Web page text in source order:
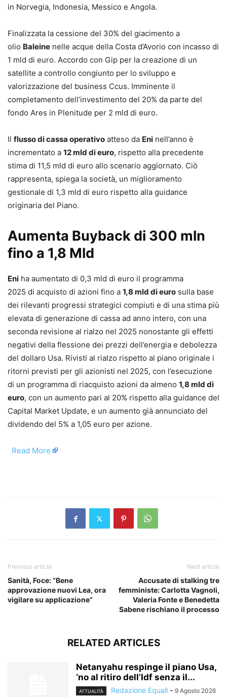
in Norvegia, Indonesia, Messico e Angola.
Finalizzata la cessione del 30% del giacimento a
olio Baleine nelle acque della Costa d’Avorio con incasso di
1 mld di euro. Accordo con Gip per la creazione di un
satellite a controllo congiunto per lo sviluppo e
valorizzazione del business Ccus. Imminente il
completamento dell’investimento del 20% da parte del
fondo Ares in Plenitude per 2 mld di euro.
Il flusso di cassa operativo atteso da Eni nell’anno è
incrementato a 12 mld di euro, rispetto alla precedente
stima di 11,5 mld di euro allo scenario aggiornato. Ciò
rappresenta, spiega la società, un miglioramento
gestionale di 1,3 mld di euro rispetto alla guidance
originaria del Piano.
Aumenta Buyback di 300 mln
fino a 1,8 Mld
Eni ha aumentato di 0,3 mld di euro il programma
2025 di acquisto di azioni fino a 1,8 mld di euro sulla base
dei rilevanti progressi strategici compiuti e di una stima più
elevata di generazione di cassa ad anno intero, con una
seconda revisione al rialzo nel 2025 nonostante gli effetti
negativi della flessione dei prezzi dell’energia e debolezza
del dollaro Usa. Rivisti al rialzo rispetto al piano originale i
ritorni previsti per gli azionisti nel 2025, con l’esecuzione
di un programma di riacquisto azioni da almeno 1,8 mld di
euro, con un aumento pari al 20% rispetto alla guidance del
Capital Market Update, e un aumento già annunciato del
dividendo del 5% a 1,05 euro per azione.
Read More
Previous article
Sanità, Foce: “Bene
approvazione nuovi Lea, ora
vigilare su applicazione”
Next article
Accusate di stalking tre
femministe: Carlotta Vagnoli,
Valeria Fonte e Benedetta
Sabene rischiano il processo
RELATED ARTICLES
Netanyahu respinge il piano Usa,
‘no al ritiro dell’Idf senza il...
ATTUALITÀ Redazione Equall - 9 Agosto 2026